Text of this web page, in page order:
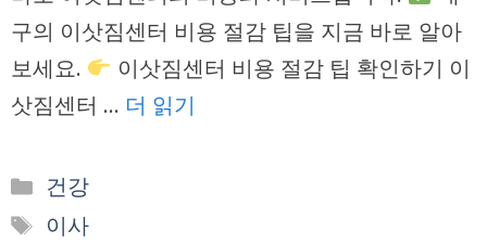
구의 이삿짐센터 비용 절감 팁을 지금 바로 알아
보세요.
이삿짐센터 비용 절감 팁 확인하기 이
삿짐센터 … 더 읽기
카
테
건강
태
이사